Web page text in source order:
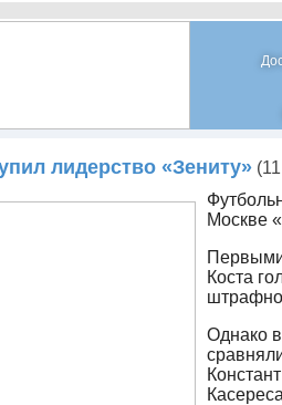
лидерство «Зениту»
Москве
Коста
Однако